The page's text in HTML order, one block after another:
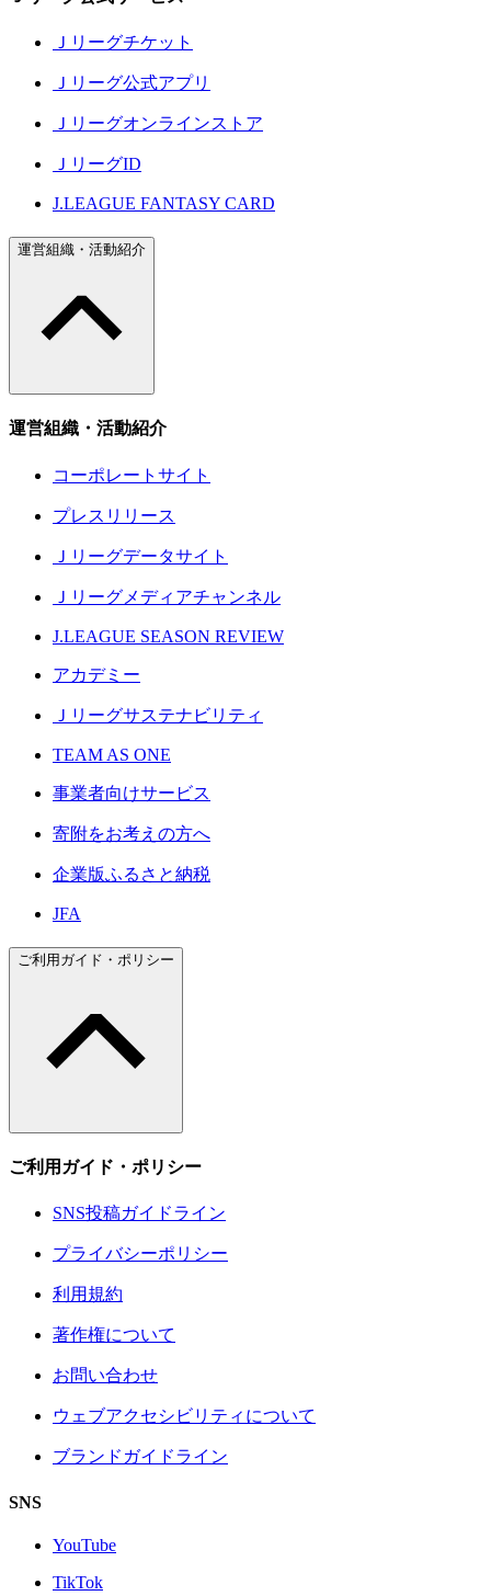
Ｊリーグチケット
Ｊリーグ公式アプリ
Ｊリーグオンラインストア
ＪリーグID
J.LEAGUE FANTASY CARD
運営組織・活動紹介
運営組織・活動紹介
コーポレートサイト
プレスリリース
Ｊリーグデータサイト
Ｊリーグメディアチャンネル
J.LEAGUE SEASON REVIEW
アカデミー
Ｊリーグサステナビリティ
TEAM AS ONE
事業者向けサービス
寄附をお考えの方へ
企業版ふるさと納税
JFA
ご利用ガイド・ポリシー
ご利用ガイド・ポリシー
SNS投稿ガイドライン
プライバシーポリシー
利用規約
著作権について
お問い合わせ
ウェブアクセシビリティについて
ブランドガイドライン
SNS
YouTube
TikTok